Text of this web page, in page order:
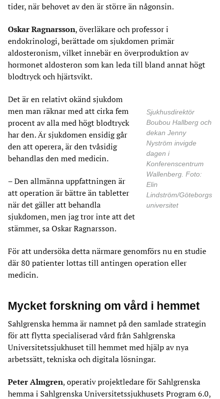
tider, när behovet av den är större än någonsin.
Oskar Ragnarsson, överläkare och professor i
endokrinologi, berättade om sjukdomen primär
aldosteronism, vilket innebär en överproduktion av
hormonet aldosteron som kan leda till bland annat högt
blodtryck och hjärtsvikt.
Sjukhusdirektör
Boubou Hallberg och
dekan Jenny
Nyström invigde
dagen i
Konferenscentrum
Wallenberg. Foto:
Elin
Lindström/Göteborgs
universitet
Det är en relativt okänd sjukdom
men man räknar med att cirka fem
procent av alla med högt blodtryck
har den. Är sjukdomen ensidig går
den att operera, är den tvåsidig
behandlas den med medicin.
– Den allmänna uppfattningen är
att operation är bättre än tabletter
när det gäller att behandla
sjukdomen, men jag tror inte att det
stämmer, sa Oskar Ragnarsson.
För att undersöka detta närmare genomförs nu en studie
där 80 patienter lottas till antingen operation eller
medicin.
Mycket forskning om vård i hemmet
Sahlgrenska hemma är namnet på den samlade strategin
för att flytta specialiserad vård från Sahlgrenska
Universitetssjukhuset till hemmet med hjälp av nya
arbetssätt, tekniska och digitala lösningar.
Peter Almgren, operativ projektledare för Sahlgrenska
hemma i Sahlgrenska Universitetssjukhusets Program 6.0,